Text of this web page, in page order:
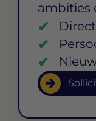
ambities